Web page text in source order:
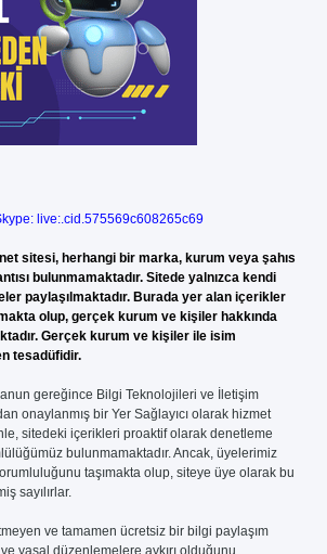
live:.cid.575569c608265c69
sitesi, herhangi bir marka, kurum veya şahıs
bulunmamaktadır. Sitede yalnızca kendi
paylaşılmaktadır. Burada yer alan içerikler
olup, gerçek kurum ve kişiler hakkında
Gerçek kurum ve kişiler ile isim
tesadüfidir.
gereğince Bilgi Teknolojileri ve İletişim
onaylanmış bir Yer Sağlayıcı olarak hizmet
sitedeki içerikleri proaktif olarak denetleme
bulunmamaktadır. Ancak, üyelerimiz
taşımakta olup, siteye üye olarak bu
sayılırlar.
ve tamamen ücretsiz bir bilgi paylaşım
yasal düzenlemelere aykırı olduğunu